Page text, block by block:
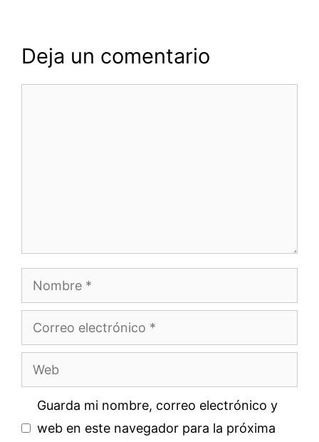
Deja un comentario
Nombre
Correo
electrónico
Web
Guarda mi nombre, correo electrónico y
web en este navegador para la próxima